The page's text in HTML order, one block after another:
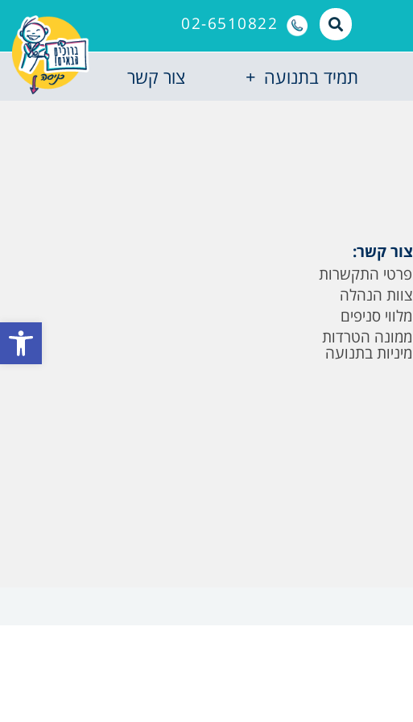
פתח
02-6510822
תמיד בתנועה צור קשר
צור קשר:
פרטי התקשרות
צוות הנהלה
מלווי סניפים
ממונה הטרדות
מיניות בתנועה